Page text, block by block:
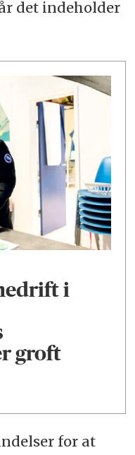
det indeholder
i
groft
for at